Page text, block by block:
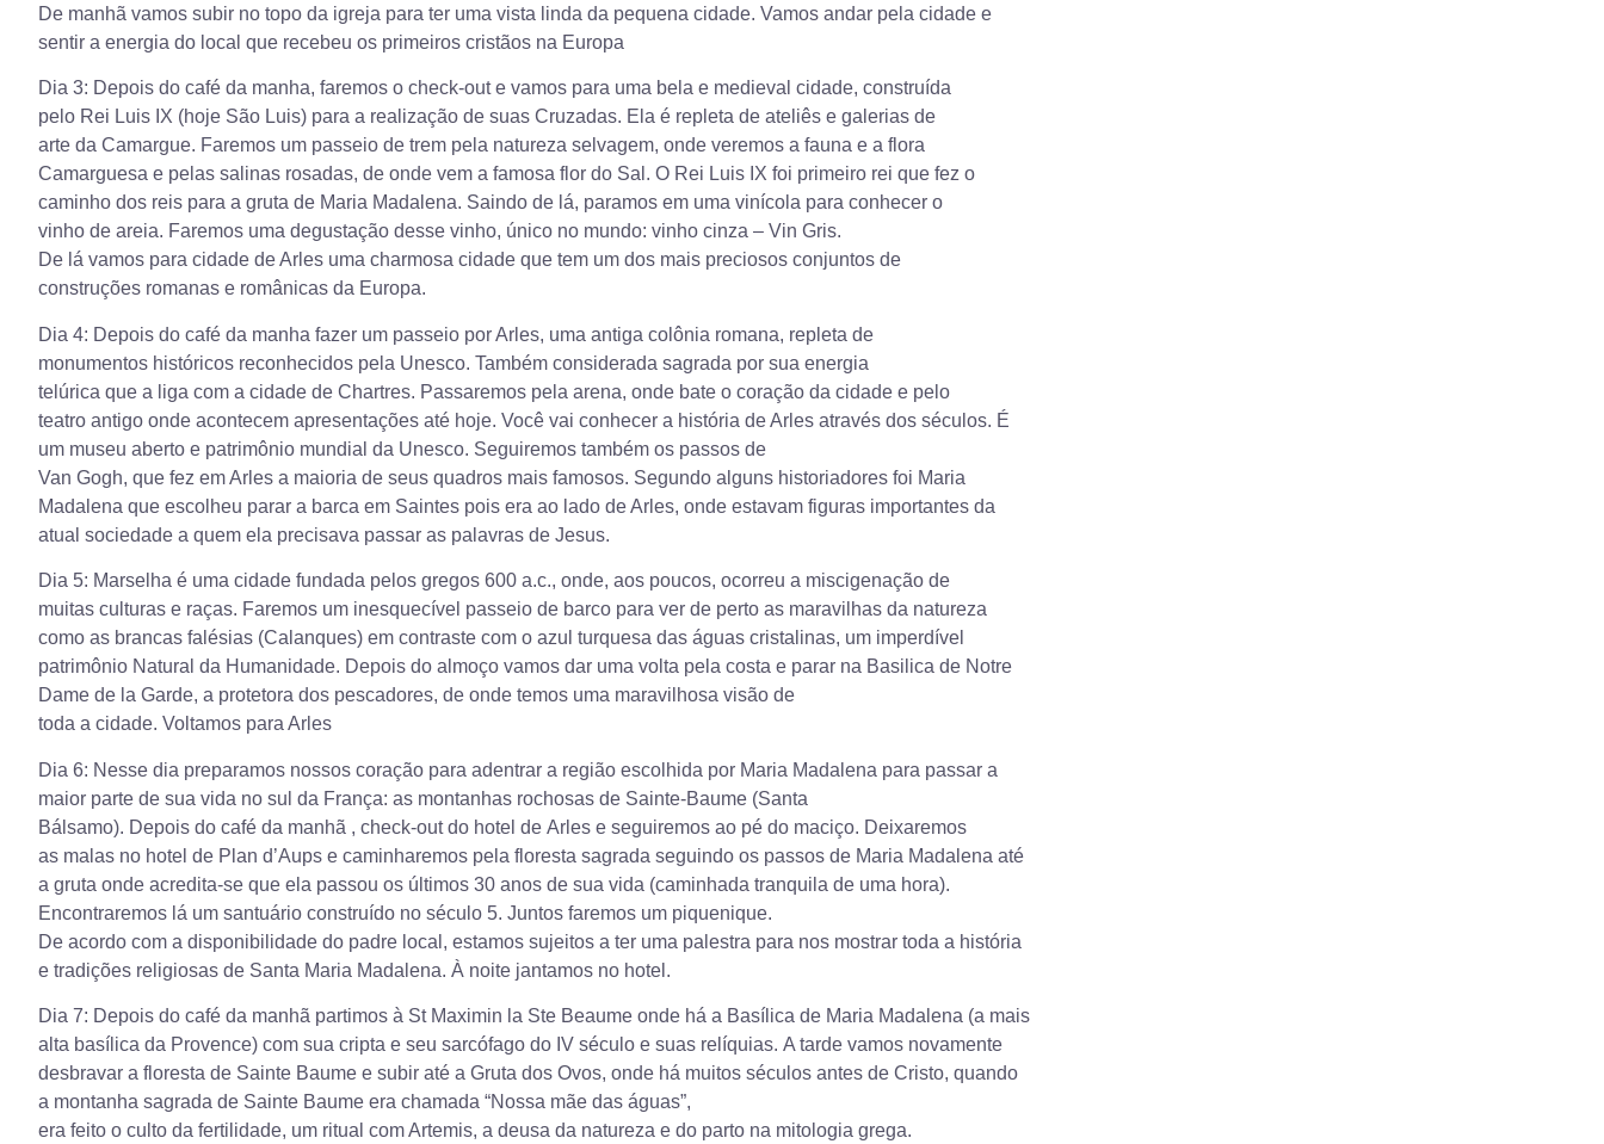
De manhã vamos subir no topo da igreja para ter uma vista linda da pequena cidade. Vamos andar pela cidade e
sentir a energia do local que recebeu os primeiros cristãos na Europa
Dia 3: Depois do café da manha, faremos o check-out e vamos para uma bela e medieval cidade, construída
pelo Rei Luis IX (hoje São Luis) para a realização de suas Cruzadas. Ela é repleta de ateliês e galerias de
arte da Camargue. Faremos um passeio de trem pela natureza selvagem, onde veremos a fauna e a flora
Camarguesa e pelas salinas rosadas, de onde vem a famosa flor do Sal. O Rei Luis IX foi primeiro rei que fez o
caminho dos reis para a gruta de Maria Madalena. Saindo de lá, paramos em uma vinícola para conhecer o
vinho de areia. Faremos uma degustação desse vinho, único no mundo: vinho cinza – Vin Gris.
De lá vamos para cidade de Arles uma charmosa cidade que tem um dos mais preciosos conjuntos de
construções romanas e românicas da Europa.
Dia 4: Depois do café da manha fazer um passeio por Arles, uma antiga colônia romana, repleta de
monumentos históricos reconhecidos pela Unesco. Também considerada sagrada por sua energia
telúrica que a liga com a cidade de Chartres. Passaremos pela arena, onde bate o coração da cidade e pelo
teatro antigo onde acontecem apresentações até hoje. Você vai conhecer a história de Arles através dos séculos. É
um museu aberto e patrimônio mundial da Unesco. Seguiremos também os passos de
Van Gogh, que fez em Arles a maioria de seus quadros mais famosos. Segundo alguns historiadores foi Maria
Madalena que escolheu parar a barca em Saintes pois era ao lado de Arles, onde estavam figuras importantes da
atual sociedade a quem ela precisava passar as palavras de Jesus.
Dia 5: Marselha é uma cidade fundada pelos gregos 600 a.c., onde, aos poucos, ocorreu a miscigenação de
muitas culturas e raças. Faremos um inesquecível passeio de barco para ver de perto as maravilhas da natureza
como as brancas falésias (Calanques) em contraste com o azul turquesa das águas cristalinas, um imperdível
patrimônio Natural da Humanidade. Depois do almoço vamos dar uma volta pela costa e parar na Basilica de Notre
Dame de la Garde, a protetora dos pescadores, de onde temos uma maravilhosa visão de
toda a cidade. Voltamos para Arles
Dia 6: Nesse dia preparamos nossos coração para adentrar a região escolhida por Maria Madalena para passar a
maior parte de sua vida no sul da França: as montanhas rochosas de Sainte-Baume (Santa
Bálsamo). Depois do café da manhã , check-out do hotel de Arles e seguiremos ao pé do maciço. Deixaremos
as malas no hotel de Plan d’Aups e caminharemos pela floresta sagrada seguindo os passos de Maria Madalena até
a gruta onde acredita-se que ela passou os últimos 30 anos de sua vida (caminhada tranquila de uma hora).
Encontraremos lá um santuário construído no século 5. Juntos faremos um piquenique.
De acordo com a disponibilidade do padre local, estamos sujeitos a ter uma palestra para nos mostrar toda a história
e tradições religiosas de Santa Maria Madalena. À noite jantamos no hotel.
Dia 7: Depois do café da manhã partimos à St Maximin la Ste Beaume onde há a Basílica de Maria Madalena (a mais
alta basílica da Provence) com sua cripta e seu sarcófago do IV século e suas relíquias. A tarde vamos novamente
desbravar a floresta de Sainte Baume e subir até a Gruta dos Ovos, onde há muitos séculos antes de Cristo, quando
a montanha sagrada de Sainte Baume era chamada “Nossa mãe das águas”,
era feito o culto da fertilidade, um ritual com Artemis, a deusa da natureza e do parto na mitologia grega.